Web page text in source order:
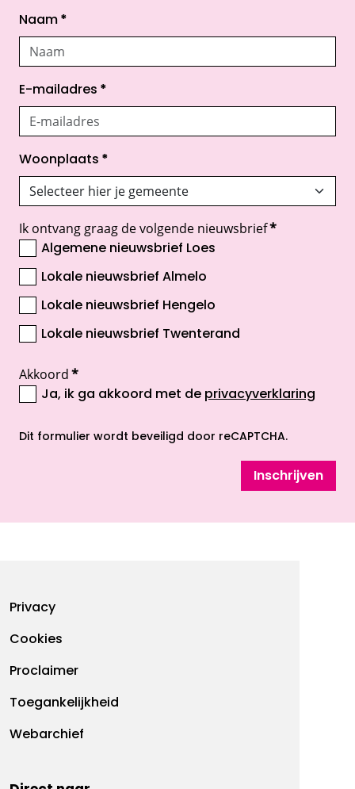
Naam *
E-mailadres *
Woonplaats *
Ik ontvang graag de volgende nieuwsbrief*
Algemene nieuwsbrief Loes
Lokale nieuwsbrief Almelo
Lokale nieuwsbrief Hengelo
Lokale nieuwsbrief Twenterand
Akkoord*
Ja, ik ga akkoord met de privacyverklaring
Dit formulier wordt beveiligd door reCAPTCHA.
Inschrijven
Footermenu
Privacy
Cookies
Proclaimer
Toegankelijkheid
Webarchief